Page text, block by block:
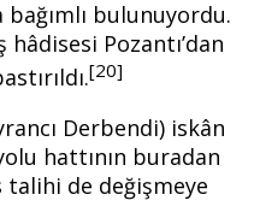
bağımlı bulunuyordu.
hâdisesi Pozantı’dan
[20]
Derbendi) iskân
hattının buradan
talihi de değişmeye